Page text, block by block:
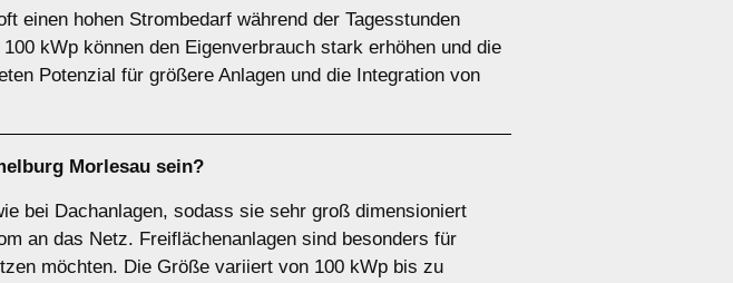
einen hohen Strombedarf während der Tagesstunden
kWp können den Eigenverbrauch stark erhöhen und die
Potenzial für größere Anlagen und die Integration von
Morlesau sein?
bei Dachanlagen, sodass sie sehr groß dimensioniert
an das Netz. Freiflächenanlagen sind besonders für
möchten. Die Größe variiert von 100 kWp bis zu